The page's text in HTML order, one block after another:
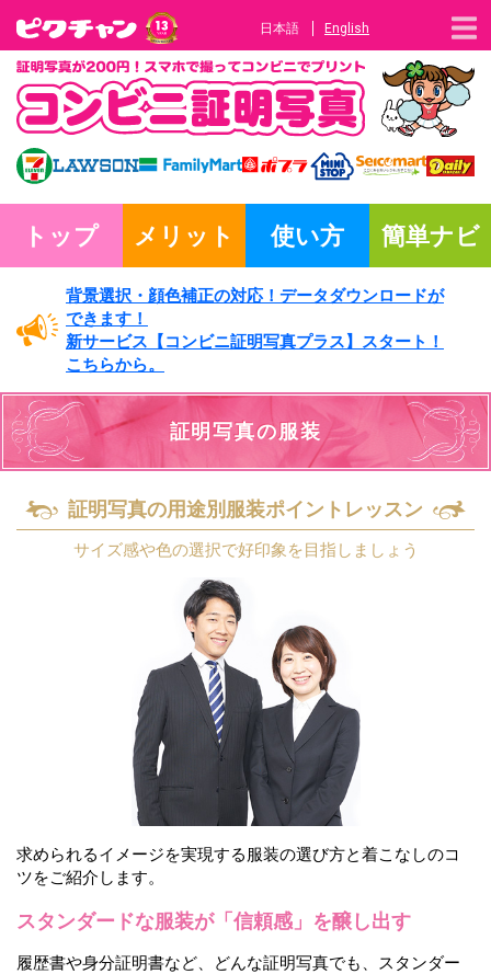
日本語 English
トップ メリット 使い方 簡単ナビ
背景選択・ 顔色補正の対応！ データダウンロードが
できます！
新サービス 【コンビニ証明写真プラス】
スタート！
こちらから。
証明写真の服装
証明写真の用途別 服装ポイントレッスン
サイズ感や色の選択で好印象を目指しましょう
求められるイメージを実現する服装の選び方と着こなしのコ
ツをご紹介します。
スタンダードな服装が「信頼感」を醸し出す
履歴書や身分証明書など、どんな証明写真でも、スタンダー